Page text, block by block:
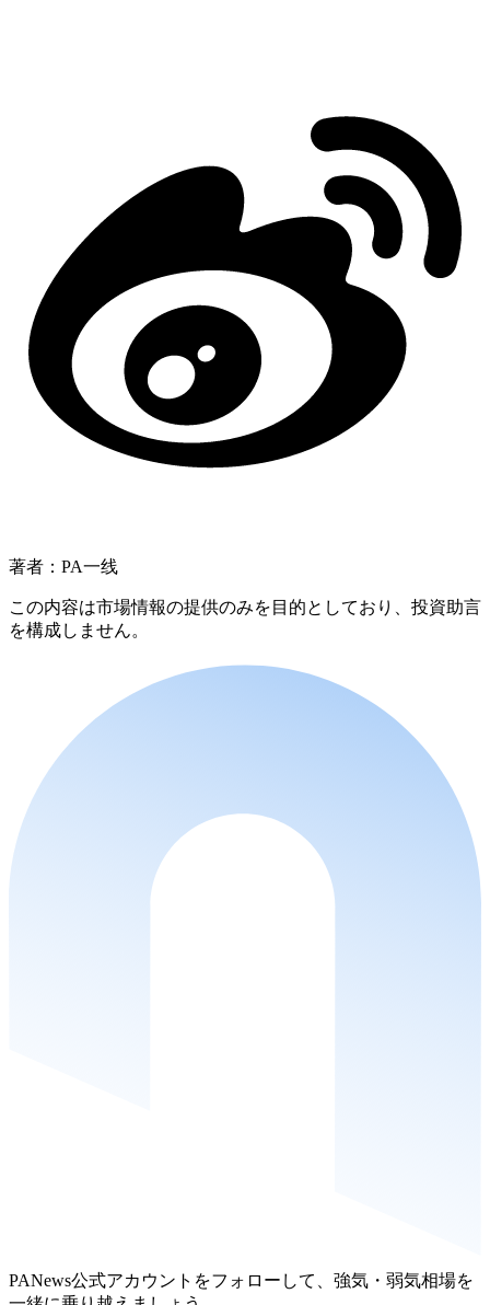
著者：PA一线
この内容は市場情報の提供のみを目的としており、投資助言
を構成しません。
PANews公式アカウントをフォローして、強気・弱気相場を